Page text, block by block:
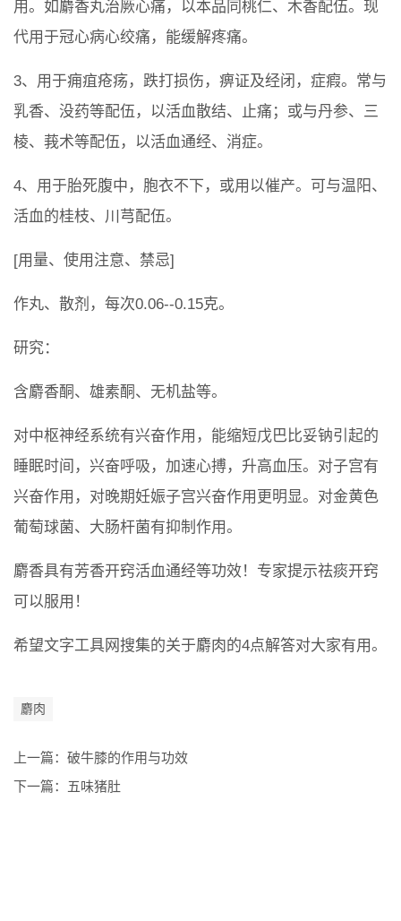
用。如麝香丸治厥心痛，以本品同桃仁、木香配伍。现
代用于冠心病心绞痛，能缓解疼痛。
3、用于痈疽疮疡，跌打损伤，痹证及经闭，症瘕。常与
乳香、没药等配伍，以活血散结、止痛；或与丹参、三
棱、莪术等配伍，以活血通经、消症。
4、用于胎死腹中，胞衣不下，或用以催产。可与温阳、
活血的桂枝、川芎配伍。
[用量、使用注意、禁忌]
作丸、散剂，每次0.06--0.15克。
研究：
含麝香酮、雄素酮、无机盐等。
对中枢神经系统有兴奋作用，能缩短戊巴比妥钠引起的
睡眠时间，兴奋呼吸，加速心搏，升高血压。对子宫有
兴奋作用，对晚期妊娠子宫兴奋作用更明显。对金黄色
葡萄球菌、大肠杆菌有抑制作用。
麝香具有芳香开窍活血通经等功效！专家提示祛痰开窍
可以服用！
希望文字工具网搜集的关于麝肉的4点解答对大家有用。
麝肉
上一篇： 破牛膝的作用与功效
下一篇： 五味猪肚